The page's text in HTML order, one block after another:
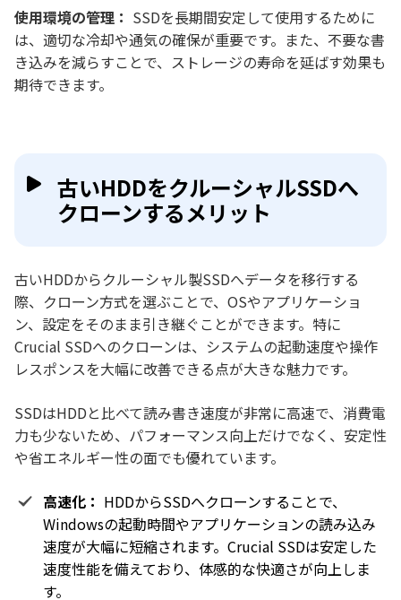
使用環境の管理： SSDを長期間安定して使用するために
は、適切な冷却や通気の確保が重要です。また、不要な書
き込みを減らすことで、ストレージの寿命を延ばす効果も
期待できます。
古いHDDをクルーシャルSSDへ
クローンするメリット
古いHDDからクルーシャル製SSDへデータを移行する
際、クローン方式を選ぶことで、OSやアプリケーショ
ン、設定をそのまま引き継ぐことができます。特に
Crucial SSDへのクローンは、システムの起動速度や操作
レスポンスを大幅に改善できる点が大きな魅力です。
SSDはHDDと比べて読み書き速度が非常に高速で、消費電
力も少ないため、パフォーマンス向上だけでなく、安定性
や省エネルギー性の面でも優れています。
高速化： HDDからSSDへクローンすることで、
Windowsの起動時間やアプリケーションの読み込み
速度が大幅に短縮されます。Crucial SSDは安定した
速度性能を備えており、体感的な快適さが向上しま
す。